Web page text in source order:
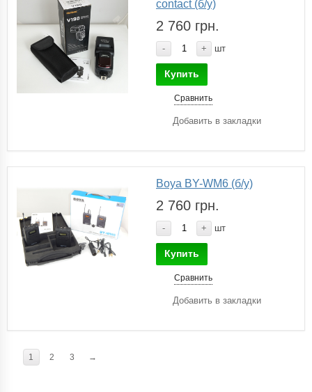
contact (б/у)
2 760 грн.
- + шт
Купить
Сравнить
Добавить в закладки
Boya BY-WM6 (б/у)
2 760 грн.
- + шт
Купить
Сравнить
Добавить в закладки
1 2 3 →